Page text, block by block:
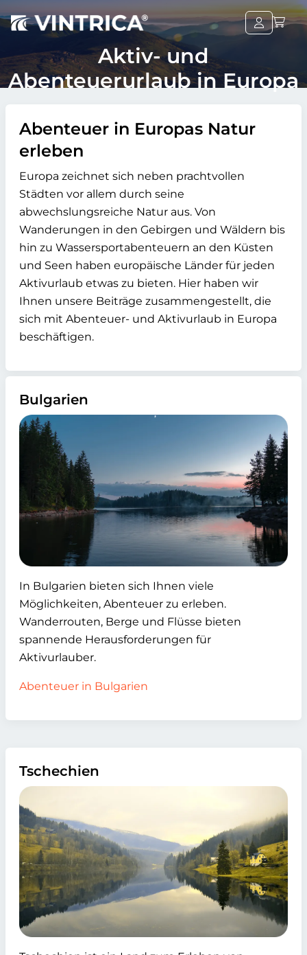
Aktiv- und
Abenteuerurlaub in Europa
Abenteuer in Europas Natur
erleben
Europa zeichnet sich neben prachtvollen
Städten vor allem durch seine
abwechslungsreiche Natur aus. Von
Wanderungen in den Gebirgen und Wäldern bis
hin zu Wassersportabenteuern an den Küsten
und Seen haben europäische Länder für jeden
Aktivurlaub etwas zu bieten. Hier haben wir
Ihnen unsere Beiträge zusammengestellt, die
sich mit Abenteuer- und Aktivurlaub in Europa
beschäftigen.
Bulgarien
In Bulgarien bieten sich Ihnen viele
Möglichkeiten, Abenteuer zu erleben.
Wanderrouten, Berge und Flüsse bieten
spannende Herausforderungen für
Aktivurlauber.
Abenteuer in Bulgarien
Tschechien